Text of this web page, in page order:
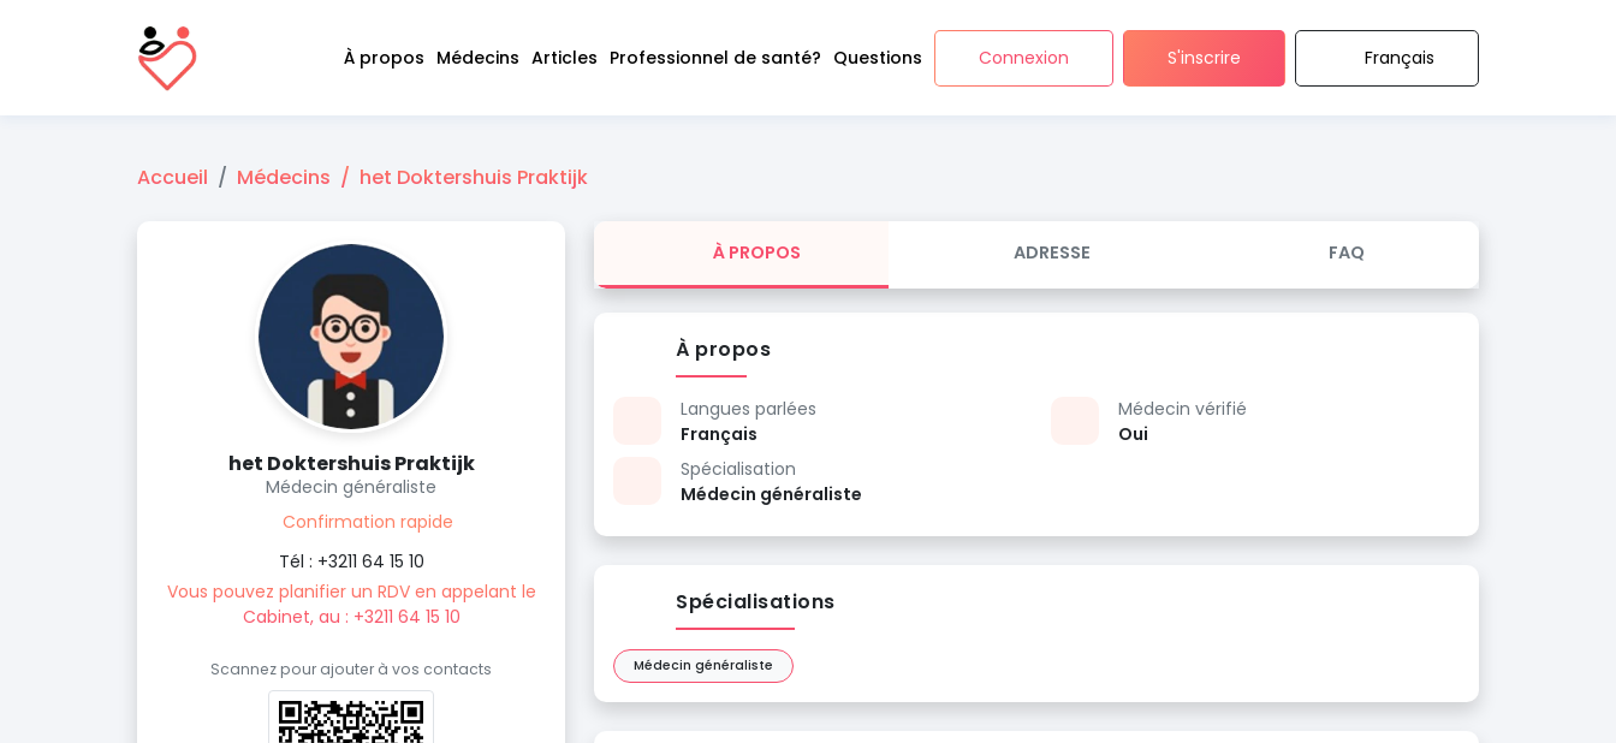
À propos Médecins Articles Professionnel de santé? Questions Connexion S'inscrire Français
Accueil Médecins het Doktershuis Praktijk
het Doktershuis Praktijk
Médecin généraliste
Confirmation rapide
Tél : +3211 64 15 10
Vous pouvez planifier un RDV en appelant le
Cabinet, au : +3211 64 15 10
Scannez pour ajouter à vos contacts
À PROPOS ADRESSE FAQ
À propos
Langues parlées
Français
Spécialisation
Médecin généraliste
Médecin vérifié
Oui
Spécialisations
Médecin généraliste